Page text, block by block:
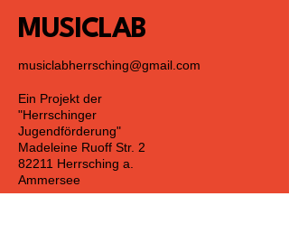
MUSICLAB
musiclabherrsching@gmail.com
Ein Projekt der
"Herrschinger
Jugendförderung"
Madeleine Ruoff Str. 2
82211 Herrsching a.
Ammersee